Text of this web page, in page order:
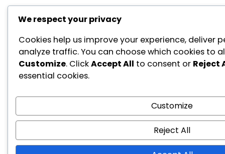
We respect your privacy
Cookies help us improve your experience, deliver
analyze traffic. You can choose which cookies to
Customize. ClickAccept All to consent or Reject
essential cookies.
Customize
Reject All